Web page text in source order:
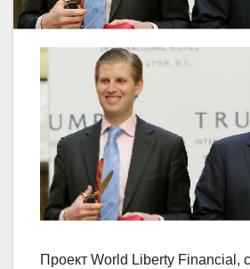
Проект World Liberty Financial,